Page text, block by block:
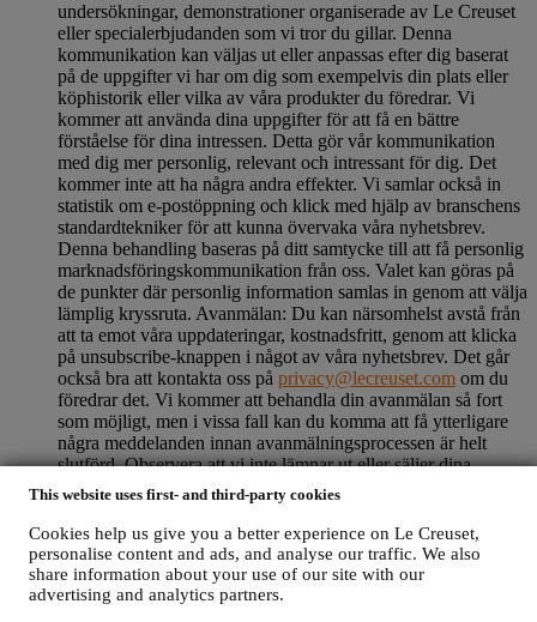
This website uses first- and third-party cookies
Cookies help us give you a better experience on Le Creuset,
personalise content and ads, and analyse our traffic. We also
share information about your use of our site with our
advertising and analytics partners.
undersökningar, demonstrationer organiserade av Le Creuset
eller specialerbjudanden som vi tror du gillar. Denna
kommunikation kan väljas ut eller anpassas efter dig baserat
på de uppgifter vi har om dig som exempelvis din plats eller
köphistorik eller vilka av våra produkter du föredrar. Vi
kommer att använda dina uppgifter för att få en bättre
förståelse för dina intressen. Detta gör vår kommunikation
med dig mer personlig, relevant och intressant för dig. Det
kommer inte att ha några andra effekter. Vi samlar också in
statistik om e-postöppning och klick med hjälp av branschens
standardtekniker för att kunna övervaka våra nyhetsbrev.
Denna behandling baseras på ditt samtycke till att få personlig
marknadsföringskommunikation från oss. Valet kan göras på
de punkter där personlig information samlas in genom att välja
lämplig kryssruta. Avanmälan: Du kan närsomhelst avstå från
att ta emot våra uppdateringar, kostnadsfritt, genom att klicka
på unsubscribe-knappen i något av våra nyhetsbrev. Det går
också bra att kontakta oss på privacy@lecreuset.com om du
föredrar det. Vi kommer att behandla din avanmälan så fort
som möjligt, men i vissa fall kan du komma att få ytterligare
några meddelanden innan avanmälningsprocessen är helt
slutförd.Observera att vi inte lämnar ut eller säljer dina
kontaktuppgifter eller några andra personuppgifter till andra
företag för deras marknadsföringsändamål
RE-TARGETING / ANPASSADE ERBJUDANDEN OCH
EN FÖRBÄTTRAD KUNDUPPLEVELSE
Vi skulle vilja använda dina uppgifter för att kunna anpassa
våra tjänster och erbjudanden efter dina behov och intressen